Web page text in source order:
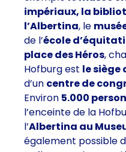
impériaux, la
l’Albertina, le
de l’école
place des Héros,
Hofburg est le siège
d’un centre de
Environ 5.000
l’enceinte de la
l’Albertina au
également possible